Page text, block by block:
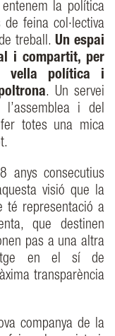
la política
feina col·lectiva
treball. Un espai
i compartit, per
vella política i
. Un servei
i del
totes una mica
anys consecutius
visió que la
té representació a
que destinen
pas a una altra
en el sí de
transparència
companya de la